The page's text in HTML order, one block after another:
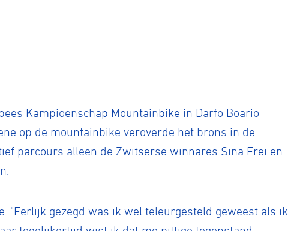
Kampioenschap Mountainbike in Darfo Boario
op de mountainbike veroverde het brons in de
parcours alleen de Zwitserse winnares Sina Frei en
"Eerlijk gezegd was ik wel teleurgesteld geweest als ik